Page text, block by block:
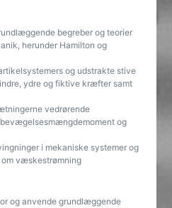
begreber og teorier
herunder Hamilton og
og udstrakte stive
ydre og fiktive kræfter samt
vedrørende
og
i mekaniske systemer og
væskestrømning
og anvende grundlæggende